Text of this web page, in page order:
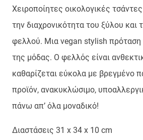
Χειροποίητες οικολογικές
την διαχρονικότητα του ξύλου και
φελλού. Μια vegan stylish πρόταση
της μόδας. Ο φελλός είναι
καθαρίζεται εύκολα με βρεγμένο
προϊόν, ανακυκλώσιμο,
πάνω απ’ όλα μοναδικό!
Διαστάσεις 31 x 34 x 10 cm